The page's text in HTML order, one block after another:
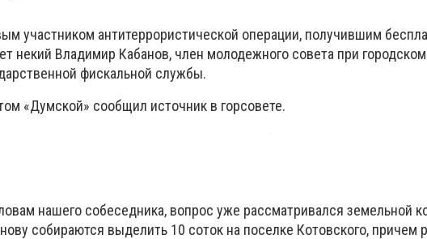
участником антитеррористической операции, получившим
некий Владимир Кабанов, член молодежного совета при
фискальной службы.
«Думской» сообщил источник в горсовете.
нашего собеседника, вопрос уже рассматривался земельной
собираются выделить 10 соток на поселке Котовского, причем